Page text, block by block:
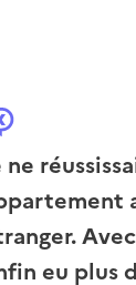
ne
eu plus